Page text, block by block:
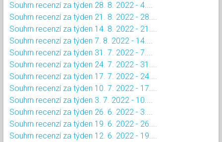
Souhrn recenzí za týden 28. 8. 2022 - 4....
Souhrn recenzí za týden 21. 8. 2022 - 28....
Souhrn recenzí za týden 14. 8. 2022 - 21....
Souhrn recenzí za týden 7. 8. 2022 - 14....
Souhrn recenzí za týden 31. 7. 2022 - 7....
Souhrn recenzí za týden 24. 7. 2022 - 31....
Souhrn recenzí za týden 17. 7. 2022 - 24....
Souhrn recenzí za týden 10. 7. 2022 - 17....
Souhrn recenzí za týden 3. 7. 2022 - 10....
Souhrn recenzí za týden 26. 6. 2022 - 3....
Souhrn recenzí za týden 19. 6. 2022 - 26....
Souhrn recenzí za týden 12. 6. 2022 - 19....